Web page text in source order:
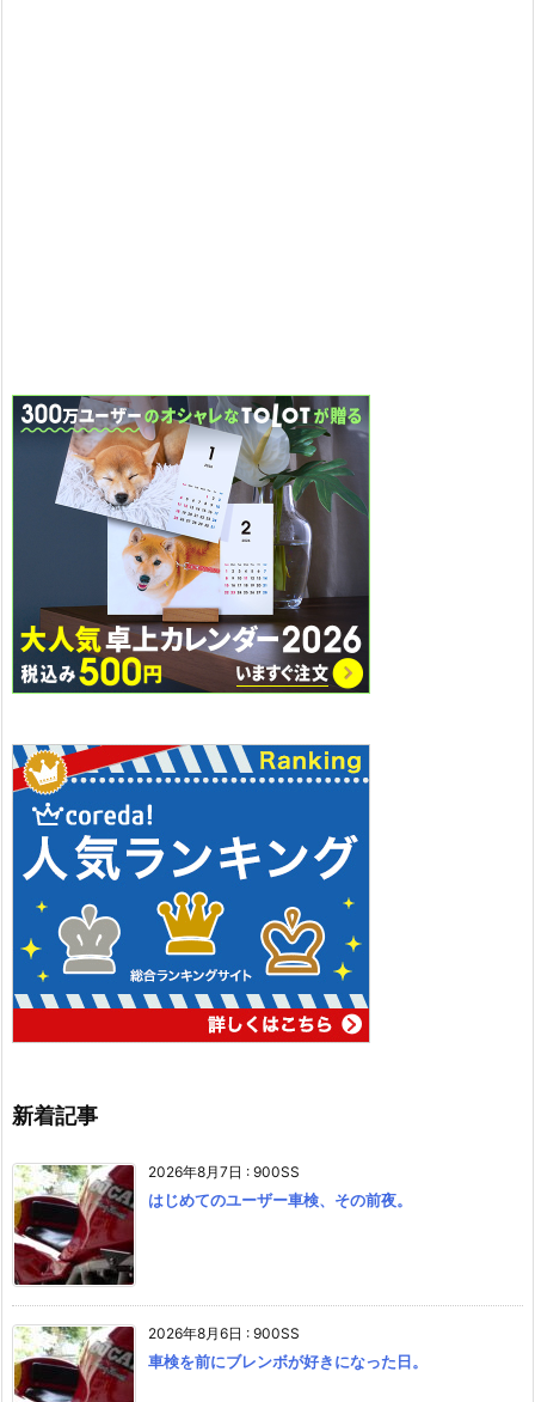
新着記事
2026年8月7日 : 900SS
はじめてのユーザー車検、その前夜。
2026年8月6日 : 900SS
車検を前にブレンボが好きになった日。